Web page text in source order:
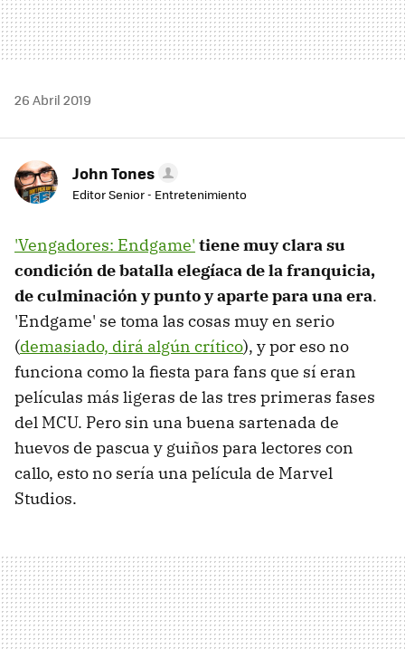
26 Abril 2019
John Tones
Editor Senior - Entretenimiento
'Vengadores: Endgame' tiene muy clara su
condición de batalla elegíaca de la franquicia,
de culminación y punto y aparte para una era.
'Endgame' se toma las cosas muy en serio
(demasiado, dirá algún crítico), y por eso no
funciona como la fiesta para fans que sí eran
películas más ligeras de las tres primeras fases
del MCU. Pero sin una buena sartenada de
huevos de pascua y guiños para lectores con
callo, esto no sería una película de Marvel
Studios.